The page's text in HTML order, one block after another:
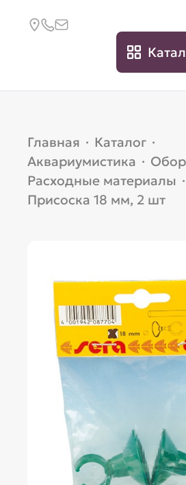
Главная · Каталог ·
Аквариумистика ·
Расходные материалы ·
Присоска 18 мм, 2 шт